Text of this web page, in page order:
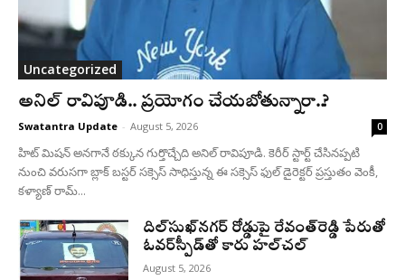
Uncategorized
అనిల్ రావిపూడి.. ప్రయోగం చేయబోతున్నారా..?
Swatantra Update - August 5, 2026 0
హిట్ మిషన్ అనగానే ఠక్కున గుర్తొచ్చేది అనిల్ రావిపూడి. కెరీర్ స్టార్ట్ చేసినప్పటి
నుంచి వరుసగా బ్లాక్ బస్టర్ సక్సెస్ సాధిస్తున్న ఈ సక్సెస్ ఫుల్ డైరెక్టర్ ప్రస్తుతం వెంకీ,
కళ్యాణ్ రామ్...
దిల్‌సుఖ్‌నగర్‌ రోడ్డుపై రేవంత్‌రెడ్డి పేరుతో
ఓవర్‌స్పీడ్‌తో కారు హల్‌చల్‌
August 5, 2026